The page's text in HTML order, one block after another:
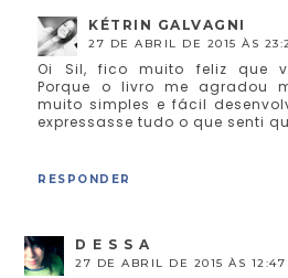
KÉTRIN GALVAGNI
27 DE ABRIL DE 2015 ÀS
Oi Sil, fico muito feliz que
Porque o livro me agradou
muito simples e fácil
expressasse tudo o que senti
RESPONDER
D E S S A
27 DE ABRIL DE 2015 ÀS 12:47